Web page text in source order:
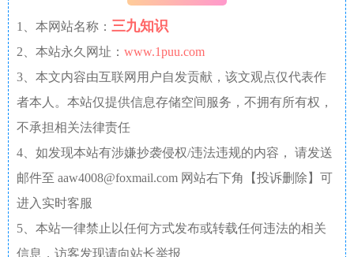
1、本网站名称： 三九知识
2、本站永久网址： www.1puu.com
3、本文内容由互联网用户自发贡献，该文观点仅代表作
者本人。本站仅提供信息存储空间服务，不拥有所有权，
不承担相关法律责任
4、如发现本站有涉嫌抄袭侵权/违法违规的内容， 请发送
邮件至 aaw4008@foxmail.com 网站右下角【投诉删除】可
进入实时客服
5、本站一律禁止以任何方式发布或转载任何违法的相关
信息，访客发现请向站长举报